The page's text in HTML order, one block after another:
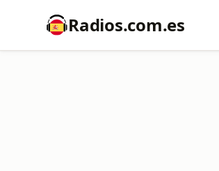
Radios.com.es